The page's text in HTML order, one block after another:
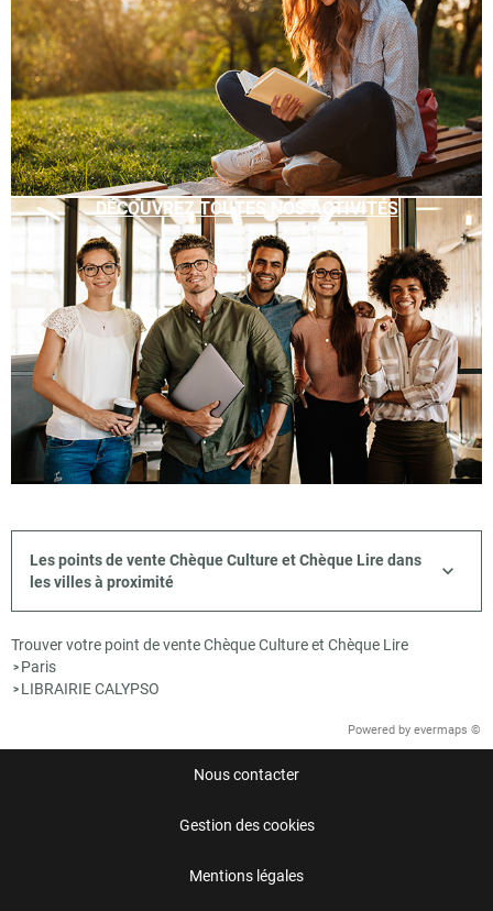
DÉCOUVREZ TOUTES NOS ACTIVITÉS
Les points de vente Chèque Culture et Chèque Lire dans
les villes à proximité
Trouver votre point de vente Chèque Culture et Chèque Lire
> Paris
> LIBRAIRIE CALYPSO
Powered by evermaps ©
Nous contacter
Gestion des cookies
Mentions légales